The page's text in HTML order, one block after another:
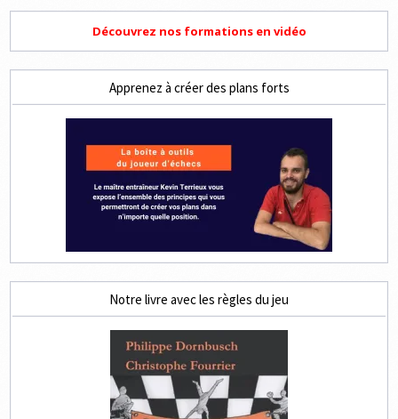
Découvrez nos formations en vidéo
Apprenez à créer des plans forts
Notre livre avec les règles du jeu